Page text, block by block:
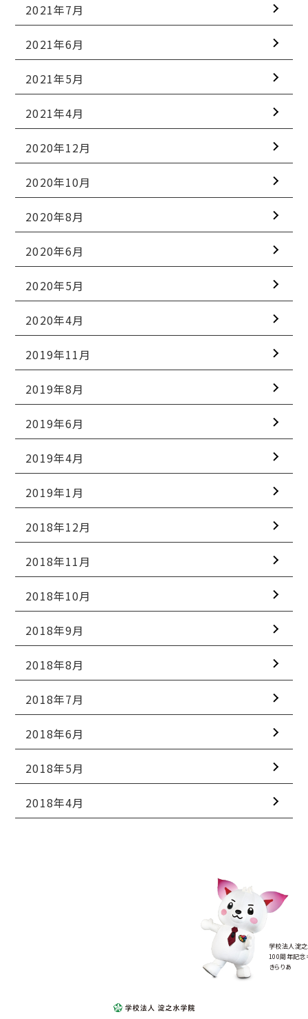
2021年7月
2021年6月
2021年5月
2021年4月
2020年12月
2020年10月
2020年8月
2020年6月
2020年5月
2020年4月
2019年11月
2019年8月
2019年6月
2019年4月
2019年1月
2018年12月
2018年11月
2018年10月
2018年9月
2018年8月
2018年7月
2018年6月
2018年5月
2018年4月
学校法人淀
100周年記念
きらりあ